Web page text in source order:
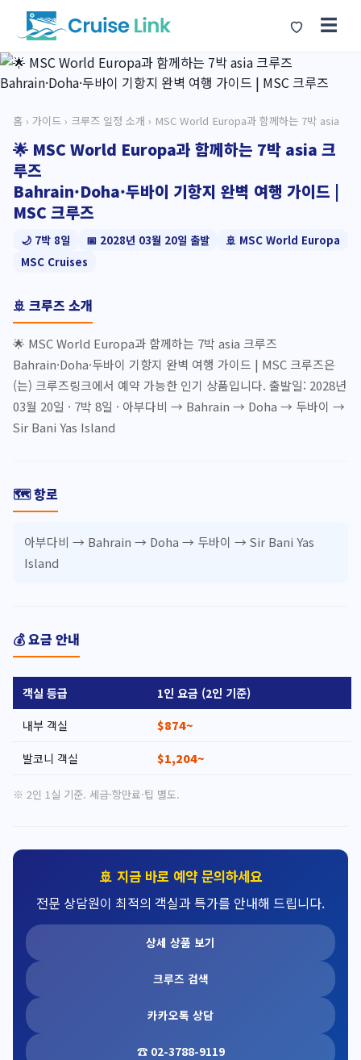
☰
홈 › 가이드 › 크루즈 일정 소개 › MSC World Europa과 함께하는 7박 asia
🌟 MSC World Europa과 함께하는 7박 asia 크
루즈
Bahrain·Doha·두바이 기항지 완벽 여행 가이드 |
MSC 크루즈
🌙 7박 8일 📅 2028년 03월 20일 출발
🚢 MSC World Europa
MSC Cruises
🚢 크루즈 소개
🌟 MSC World Europa과 함께하는 7박 asia 크루즈
Bahrain·Doha·두바이 기항지 완벽 여행 가이드 | MSC 크루즈은
(는) 크루즈링크에서 예약 가능한 인기 상품입니다. 출발일: 2028년
03월 20일 · 7박 8일 · 아부다비 → Bahrain → Doha → 두바이 →
Sir Bani Yas Island
🗺️ 항로
아부다비 → Bahrain → Doha → 두바이 → Sir Bani Yas
Island
💰 요금 안내
객실 등급
1인 요금 (2인 기준)
내부 객실
$874~
발코니 객실 $1,204~
※ 2인 1실 기준. 세금·항만료·팁 별도.
🚢 지금 바로 예약 문의하세요
전문 상담원이 최적의 객실과 특가를 안내해 드립니다.
상세 상품 보기
크루즈 검색
카카오톡 상담
☎ 02-3788-9119